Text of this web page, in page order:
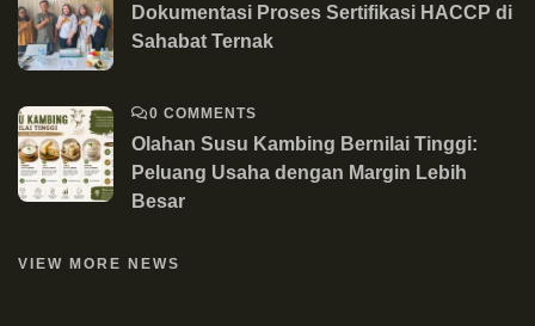
Dokumentasi Proses Sertifikasi HACCP di
Sahabat Ternak
0 COMMENTS
Olahan Susu Kambing Bernilai Tinggi:
Peluang Usaha dengan Margin Lebih
Besar
VIEW MORE NEWS